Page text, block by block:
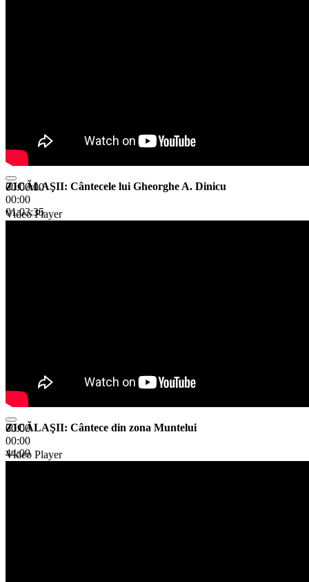
00:00:00
00:00
01:03:35
ZICĂLAŞII: Cântecele lui Gheorghe A. Dinicu
Video Player
00:00
00:00
44:09
ZICĂLAŞII: Cântece din zona Muntelui
Video Player